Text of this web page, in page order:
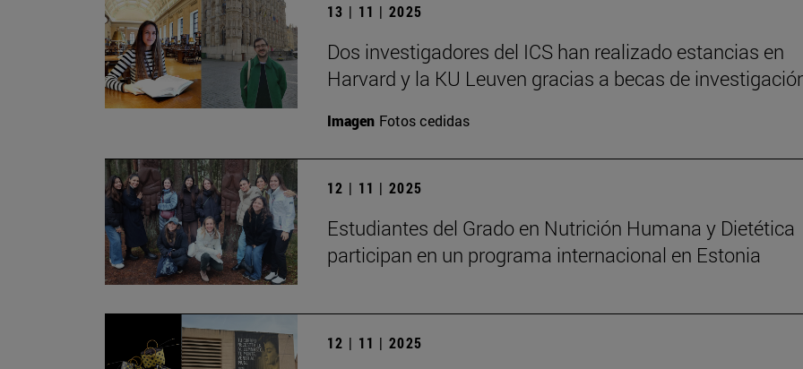
13 | 11 | 2025
Dos investigadores del ICS han realizado estancias en
Harvard y la KU Leuven gracias a becas de
Imagen Fotos cedidas
12 | 11 | 2025
Estudiantes del Grado en Nutrición Humana y Dietética
participan en un programa internacional en Estonia
12 | 11 | 2025